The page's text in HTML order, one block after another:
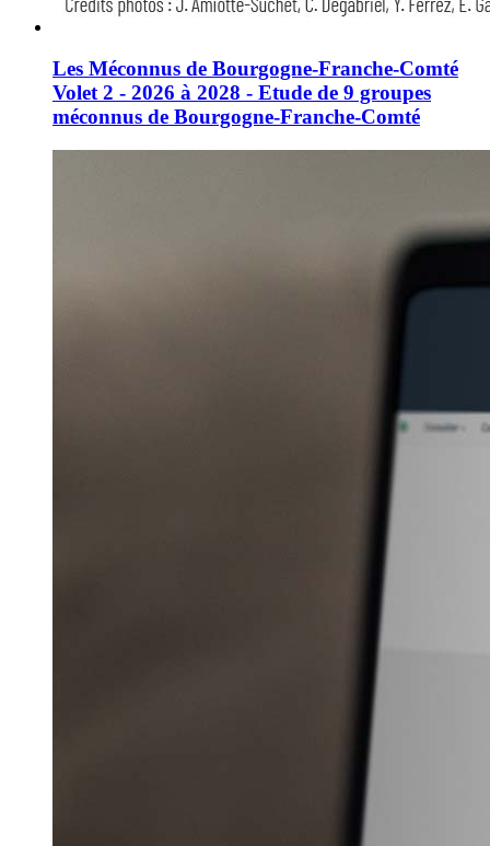
Les Méconnus de Bourgogne-Franche-Comté
Volet 2 - 2026 à 2028 - Etude de 9 groupes
méconnus de Bourgogne-Franche-Comté